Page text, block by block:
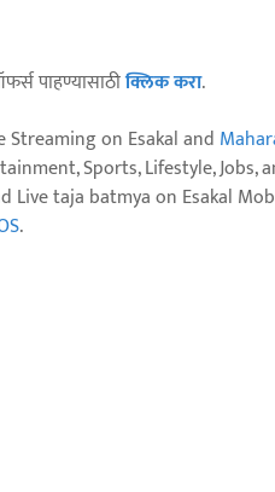
पाहण्यासाठीक्लिक करा.
Streaming on Esakal and
Sports, Lifestyle, Jobs,
And Live taja batmya on Esakal
.